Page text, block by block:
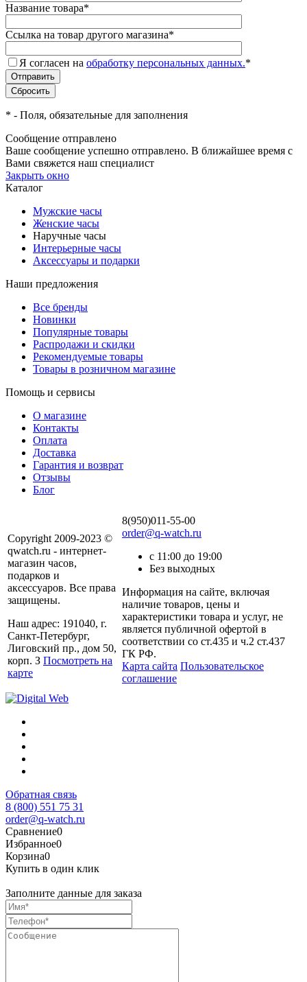
Название товара*
Ссылка на товар другого магазина*
Я согласен на обработку персональных данных.*
* - Поля, обязательные для заполнения
Сообщение отправлено
Ваше сообщение успешно отправлено. В ближайшее время с
Вами свяжется наш специалист
Закрыть окно
Каталог
Мужские часы
Женские часы
Наручные часы
Интерьерные часы
Аксессуары и подарки
Наши предложения
Все бренды
Новинки
Популярные товары
Распродажи и скидки
Рекомендуемые товары
Товары в розничном магазине
Помощь и сервисы
О магазине
Контакты
Оплата
Доставка
Гарантия и возврат
Отзывы
Блог
Copyright 2009-2023 ©
qwatch.ru - интернет-
магазин часов,
подарков и
аксессуаров. Все права
защищены.
Наш адрес: 191040, г.
Санкт-Петербург,
Лиговский пр., дом 50,
корп. З Посмотреть на
карте
8(950)011-55-00
order@q-watch.ru
с 11:00 до 19:00
Без выходных
Информация на сайте, включая
наличие товаров, цены и
характеристики товара и услуг, не
является публичной офертой в
соответствии со ст.435 и ч.2 ст.437
ГК РФ.
Карта сайта Пользовательское
соглашение
Обратная связь
8 (800) 551 75 31
order@q-watch.ru
Сравнение0
Избранное0
Корзина0
Купить в один клик
Заполните данные для заказа